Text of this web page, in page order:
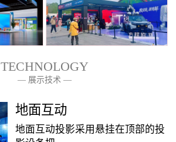
TECHNOLOGY
— 展示技术 —
地面互动
地面互动投影采用悬挂在顶部的投